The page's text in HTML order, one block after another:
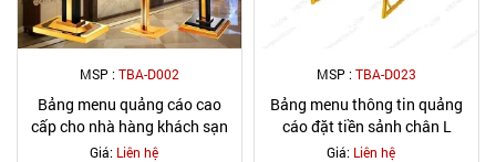
MSP :TBA-D002
Bảng menu quảng cáo cao
cấp cho nhà hàng khách sạn
Giá: Liên hệ
MSP :TBA-D023
Bảng menu thông tin quảng
cáo đặt tiền sảnh chân L
Giá: Liên hệ